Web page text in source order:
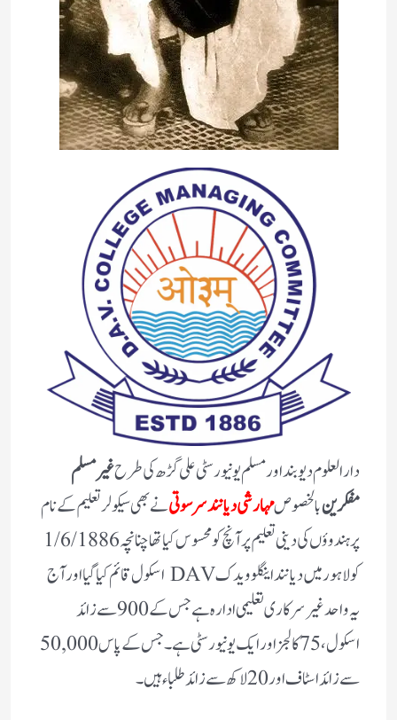
دارالعلوم دیوبند اور مسلم یونیورسٹی علی گڑھ کی طرحغیر مسلم
مفکرینبالخصوصمہارشی دیانند سرسوتینے بھی سیکولر تعلیم کے نام
پر ہندوؤں کی دینی تعلیم پر آنچ کو محسوس کیا تھا چنانچہ 1/6/1886
کو لاہور میں دیانند اینگلو ویدک DAV اسکول قائم کیا گیا اور آج
یہ واحد غیر سرکاری تعلیمی ادارہ ہے جس کے 900 سے زائد
اسکول، 75 کالجز اور ایک یونیورسٹی ہے۔ جس کے پاس 50,000
سے زائد اسٹاف اور 20 لاکھ سے زائد طلباء ہیں۔‌